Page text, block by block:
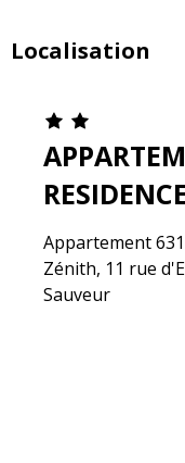
Localisation
Appartement 631
Zénith, 11 rue
Sauveur